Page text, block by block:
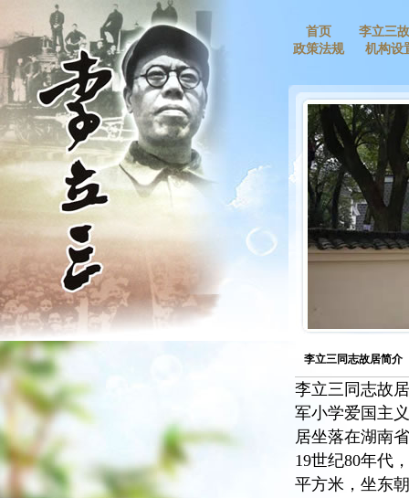
首页
李立三
政策法规
机构设
李立三同志故居简介
李立三同志故
军小学爱国主
居坐落在湖南
19世纪80年代
平方米，坐东